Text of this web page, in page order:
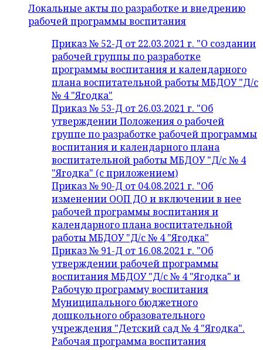
Локальные акты по разработке и внедрению
рабочей программы воспитания
Приказ № 52-Д от 22.03.2021 г. "О создании
рабочей группы по разработке
программы воспитания и календарного
плана воспитательной работы МБДОУ "Д/с
№ 4 "Ягодка"
Приказ № 53-Д от 26.03.2021 г. "Об
утверждении Положения о рабочей
группе по разработке рабочей программы
воспитания и календарного плана
воспитательной работы МБДОУ "Д/с № 4
"Ягодка" (с приложением)
Приказ № 90-Д от 04.08.2021 г. "Об
изменении ООП ДО и включении в нее
рабочей программы воспитания и
календарного плана воспитательной
работы МБДОУ "Д/с № 4 "Ягодка"
Приказ № 91-Д от 16.08.2021 г. "Об
утверждении рабочей программы
воспитания МБДОУ "Д/с № 4 "Ягодка" и
Рабочую программу воспитания
Муниципального бюджетного
дошкольного образовательного
учреждения "Детский сад № 4 "Ягодка".
Рабочая программа воспитания